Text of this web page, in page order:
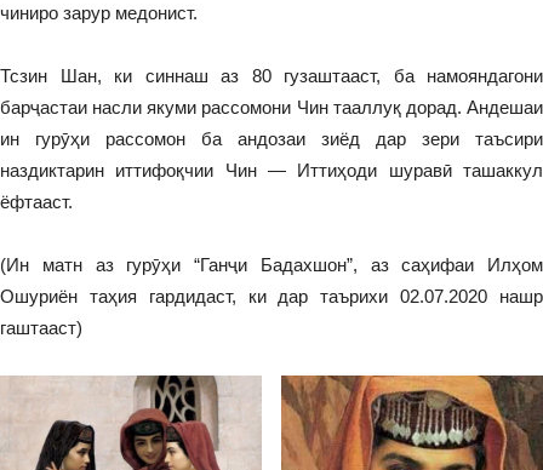
чиниро зарур медонист.
Тсзин Шан, ки синнаш аз 80 гузаштааст, ба намояндагони
барҷастаи насли якуми рассомони Чин тааллуқ дорад. Андешаи
ин гурӯҳи рассомон ба андозаи зиёд дар зери таъсири
наздиктарин иттифоқчии Чин — Иттиҳоди шуравӣ ташаккул
ёфтааст.
(Ин матн аз гурӯҳи “Ганҷи Бадахшон”, аз саҳифаи Илҳом
Ошуриён таҳия гардидаст, ки дар таърихи 02.07.2020 нашр
гаштааст)